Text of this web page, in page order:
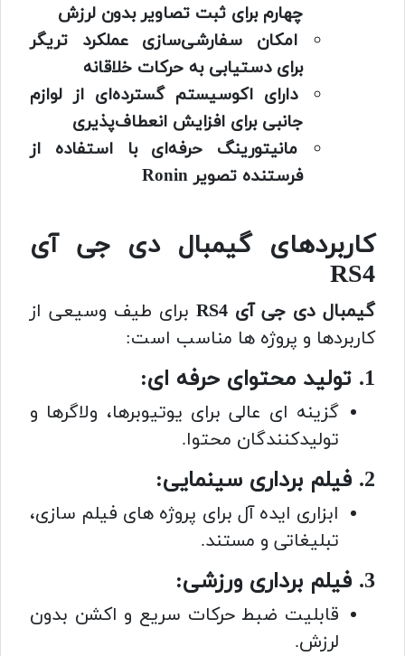
چهارم برای ثبت تصاویر بدون لرزش
امکان سفارشی‌سازی عملکرد تریگر
برای دستیابی به حرکات خلاقانه
دارای اکوسیستم گسترده‌ای از لوازم
جانبی برای افزایش انعطاف‌پذیری
مانیتورینگ حرفه‌ای با استفاده از
فرستنده تصویر Ronin
کاربردهای گیمبال دی جی آی
RS4
گیمبال دی جی آی RS4
برای طیف وسیعی از
کاربردها و پروژه ها مناسب است:
1. تولید محتوای حرفه ای:
گزینه ای عالی برای یوتیوبرها، ولاگرها و
تولیدکنندگان محتوا.
2. فیلم برداری سینمایی:
ابزاری ایده آل برای پروژه های فیلم سازی،
تبلیغاتی و مستند.
3. فیلم برداری ورزشی:
قابلیت ضبط حرکات سریع و اکشن بدون
لرزش.